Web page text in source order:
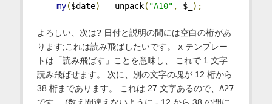
my($date) = unpack( "A10" , $_ );
よろしい、次は? 日付と説明の間には空白の桁があ
ります;これは読み飛ばしたいです。 xテンプレー
トは「読み飛ばす」ことを意味し、 これで 1 文字
読み飛ばせます。 次に、別の文字の塊が 12 桁から
38 桁まであります。 これは 27 文字あるので、 A27
です。 (数え間違えないように - 12 から 38 の間に